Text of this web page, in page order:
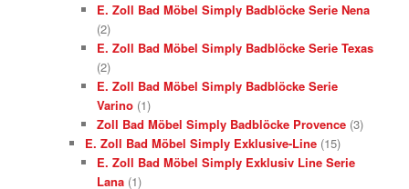
E. Zoll Bad Möbel Simply Badblöcke Serie Nena
(2)
E. Zoll Bad Möbel Simply Badblöcke Serie Texas
(2)
E. Zoll Bad Möbel Simply Badblöcke Serie
Varino (1)
Zoll Bad Möbel Simply Badblöcke Provence (3)
E. Zoll Bad Möbel Simply Exklusive-Line (15)
E. Zoll Bad Möbel Simply Exklusiv Line Serie
Lana (1)